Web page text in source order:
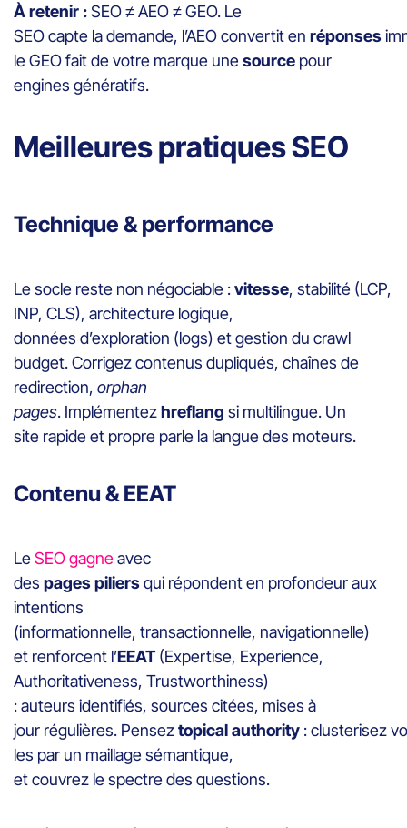
À retenir :SEO ≠ AEO ≠ GEO. Le
SEO capte la demande, l’AEO convertit en réponses
le GEO fait de votre marque unesource pour
engines génératifs.
Meilleures pratiques SEO
Technique & performance
Le socle reste non négociable :vitesse, stabilité (LCP,
INP, CLS), architecture logique,
données d’exploration (logs) et gestion du crawl
budget. Corrigez contenus dupliqués, chaînes de
redirection, orphan
pages. Implémentezhreflang si multilingue. Un
site rapide et propre parle la langue des moteurs.
Contenu & EEAT
LeSEO gagneavec
des pages piliersqui répondent en profondeur aux
intentions
(informationnelle, transactionnelle, navigationnelle)
et renforcent l’EEAT (Expertise, Experience,
Authoritativeness, Trustworthiness)
: auteurs identifiés, sources citées, mises à
jour régulières. Penseztopical authority : clusterisez
les par un maillage sémantique,
et couvrez le spectre des questions.